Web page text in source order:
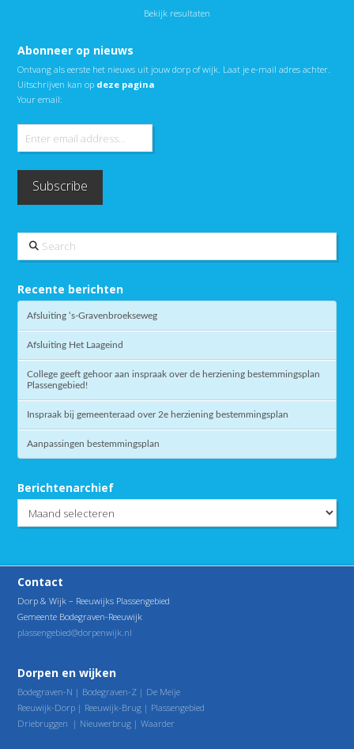
Bekijk resultaten
Abonneer op nieuws
Ontvang als eerste het nieuws uit jouw dorp of wijk. Laat je e-mail adres achter.
Uitschrijven kan op deze pagina
Your email:
Search
Recente berichten
Afsluiting ‘s-Gravenbroekseweg
Afsluiting Het Laageind
College geeft gehoor aan inspraak over de herziening bestemmingsplan
Plassengebied!
Inspraak bij gemeenteraad over 2e herziening bestemmingsplan
Aanpassingen bestemmingsplan
Berichtenarchief
Contact
Dorp & Wijk – Reeuwijks Plassengebied
Gemeente Bodegraven-Reeuwijk
plassengebied@dorpenwijk.nl
Dorpen en wijken
Bodegraven-N | Bodegraven-Z | De Meije
Reeuwijk-Dorp | Reeuwijk-Brug | Plassengebied
Driebruggen | Nieuwerbrug |Waarder